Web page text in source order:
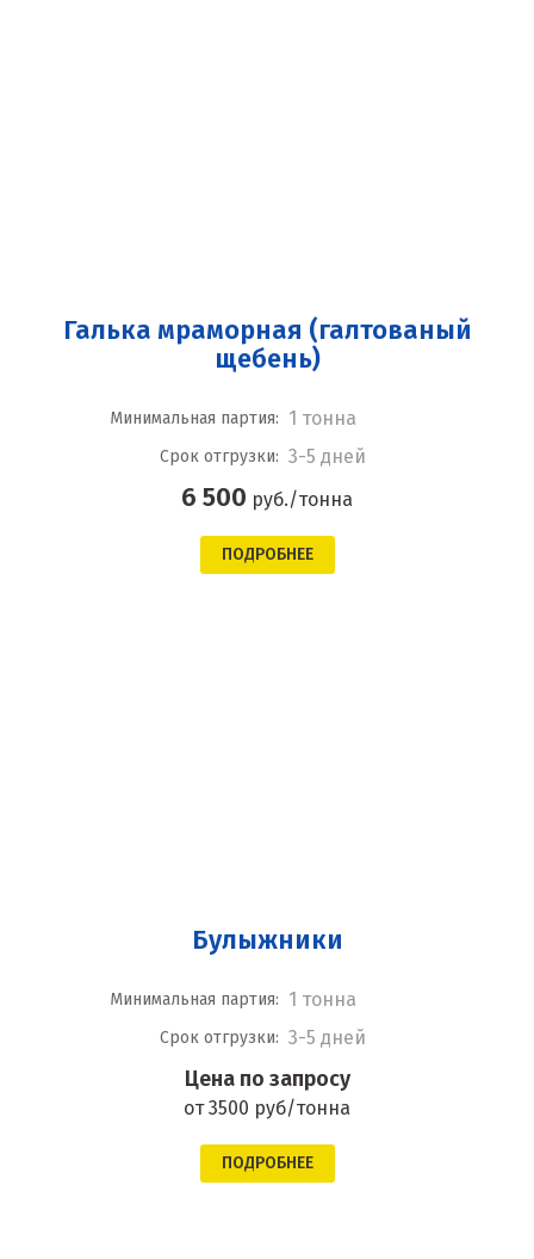
Галька мраморная (галтованый
щебень)
Минимальная партия: 1 тонна
Срок отгрузки: 3-5 дней
6 500 руб./тонна
ПОДРОБНЕЕ
Булыжники
Минимальная партия: 1 тонна
Срок отгрузки: 3-5 дней
Цена по запросу
от 3500 руб/тонна
ПОДРОБНЕЕ